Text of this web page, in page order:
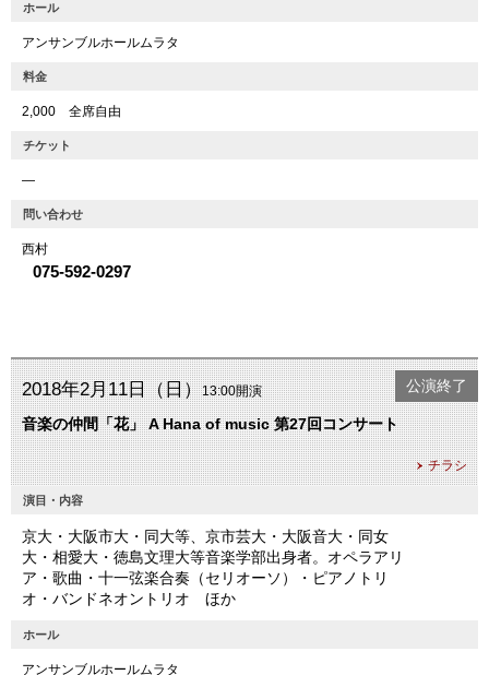
ホール
アンサンブルホールムラタ
料金
2,000 全席自由
チケット
―
問い合わせ
西村
075-592-0297
2018年2月11日（日）13:00開演
音楽の仲間「花」 A Hana of music 第27回コンサート
チラシ
公演終了
演目・内容
京大・大阪市大・同大等、京市芸大・大阪音大・同女
大・相愛大・徳島文理大等音楽学部出身者。オペラアリ
ア・歌曲・十一弦楽合奏（セリオーソ）・ピアノトリ
オ・バンドネオントリオ ほか
ホール
アンサンブルホールムラタ